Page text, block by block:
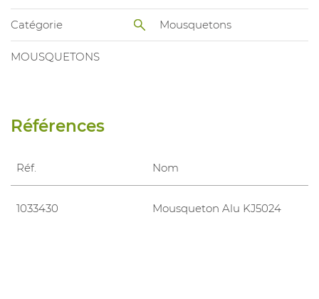
Catégorie Mousquetons
MOUSQUETONS
Références
Réf. Nom
1033430 Mousqueton Alu KJ5024